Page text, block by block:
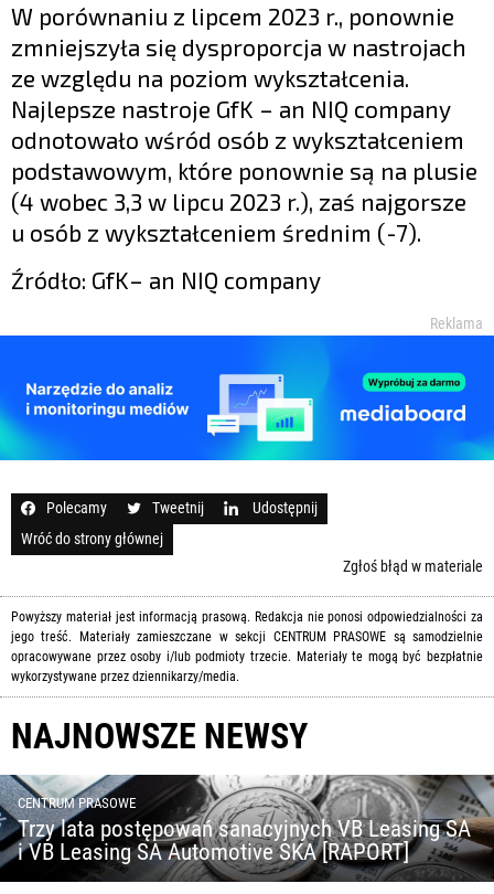
W porównaniu z lipcem 2023 r., ponownie
zmniejszyła się dysproporcja w nastrojach
ze względu na poziom wykształcenia.
Najlepsze nastroje GfK – an NIQ company
odnotowało wśród osób z wykształceniem
podstawowym, które ponownie są na plusie
(4 wobec 3,3 w lipcu 2023 r.), zaś najgorsze
u osób z wykształceniem średnim (-7).
Źródło: GfK– an NIQ company
Reklama
Polecamy Tweetnij
Udostępnij
Wróć do strony głównej
Zgłoś błąd w materiale
Powyższy materiał jest informacją prasową. Redakcja nie ponosi odpowiedzialności za
jego treść. Materiały zamieszczane w sekcji CENTRUM PRASOWE są samodzielnie
opracowywane przez osoby i/lub podmioty trzecie. Materiały te mogą być bezpłatnie
wykorzystywane przez dziennikarzy/media.
NAJNOWSZE NEWSY
CENTRUM PRASOWE
Trzy lata postępowań sanacyjnych VB Leasing SA
i VB Leasing SA Automotive SKA [RAPORT]